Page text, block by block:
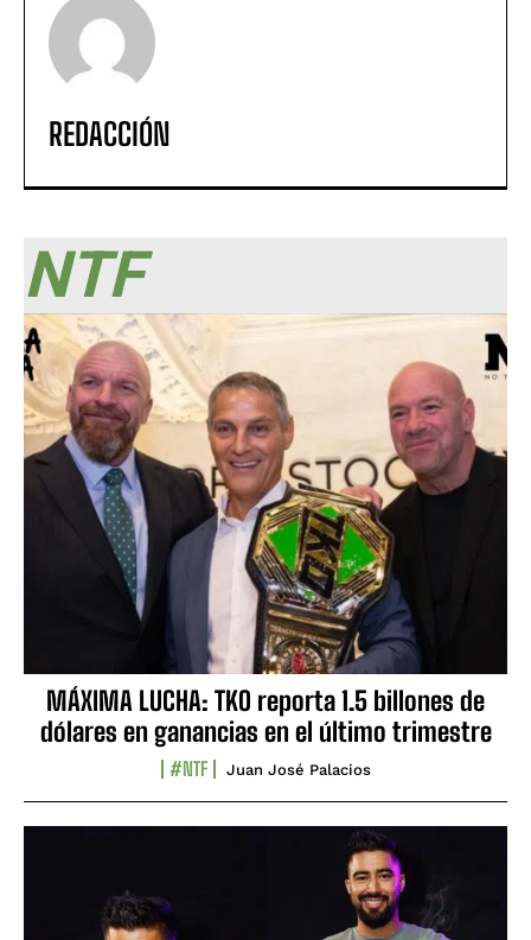
REDACCIÓN
NTF
MÁXIMA LUCHA: TKO reporta 1.5 billones de
dólares en ganancias en el último trimestre
#NTF Juan José Palacios